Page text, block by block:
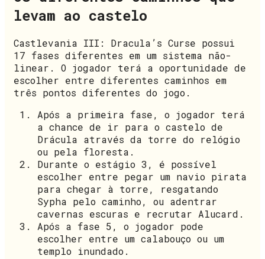
levam ao castelo
Castlevania III: Dracula’s Curse possui
17 fases diferentes em um sistema não-
linear. O jogador terá a oportunidade de
escolher entre diferentes caminhos em
três pontos diferentes do jogo.
Após a primeira fase, o jogador terá
a chance de ir para o castelo de
Drácula através da torre do relógio
ou pela floresta.
Durante o estágio 3, é possível
escolher entre pegar um navio pirata
para chegar à torre, resgatando
Sypha pelo caminho, ou adentrar
cavernas escuras e recrutar Alucard.
Após a fase 5, o jogador pode
escolher entre um calabouço ou um
templo inundado.